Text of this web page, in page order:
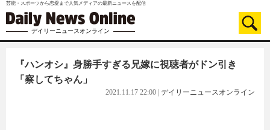
芸能・スポーツから恋愛まで人気メディアの最新ニュースを配信
デイリーニュースオンライン
『ハンオシ』身勝手すぎる兄嫁に視聴者がドン引き
「察してちゃん」
2021.11.17 22:00 デイリーニュースオンライン